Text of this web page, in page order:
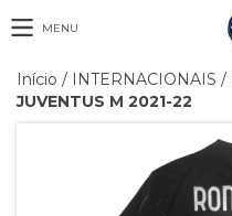
MENU
Início / INTERNACIONAIS /
JUVENTUS M 2021-22